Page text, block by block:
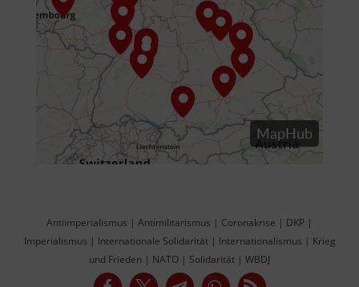
Antiimperialismus | Antimilitarismus | Coronakrise | DKP |
Imperialismus | Internationale Solidarität| Internationalismus | Krieg
und Frieden | NATO | Solidarität | WBDJ